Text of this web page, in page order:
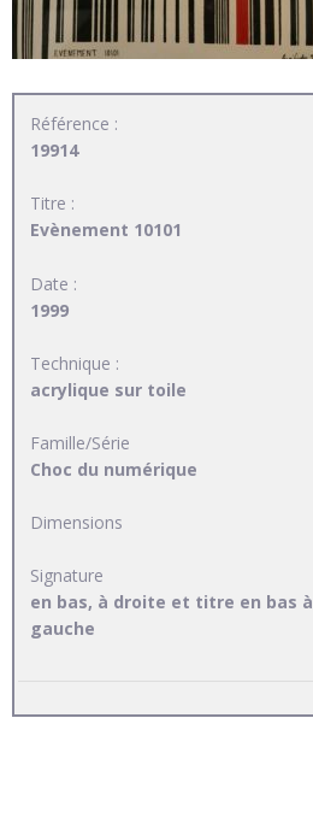
Référence :
19914
Titre :
Evènement 10101
Date :
1999
Technique :
acrylique sur toile
Famille/Série
Choc du numérique
Dimensions
Signature
en bas, à droite et titre en bas à
gauche